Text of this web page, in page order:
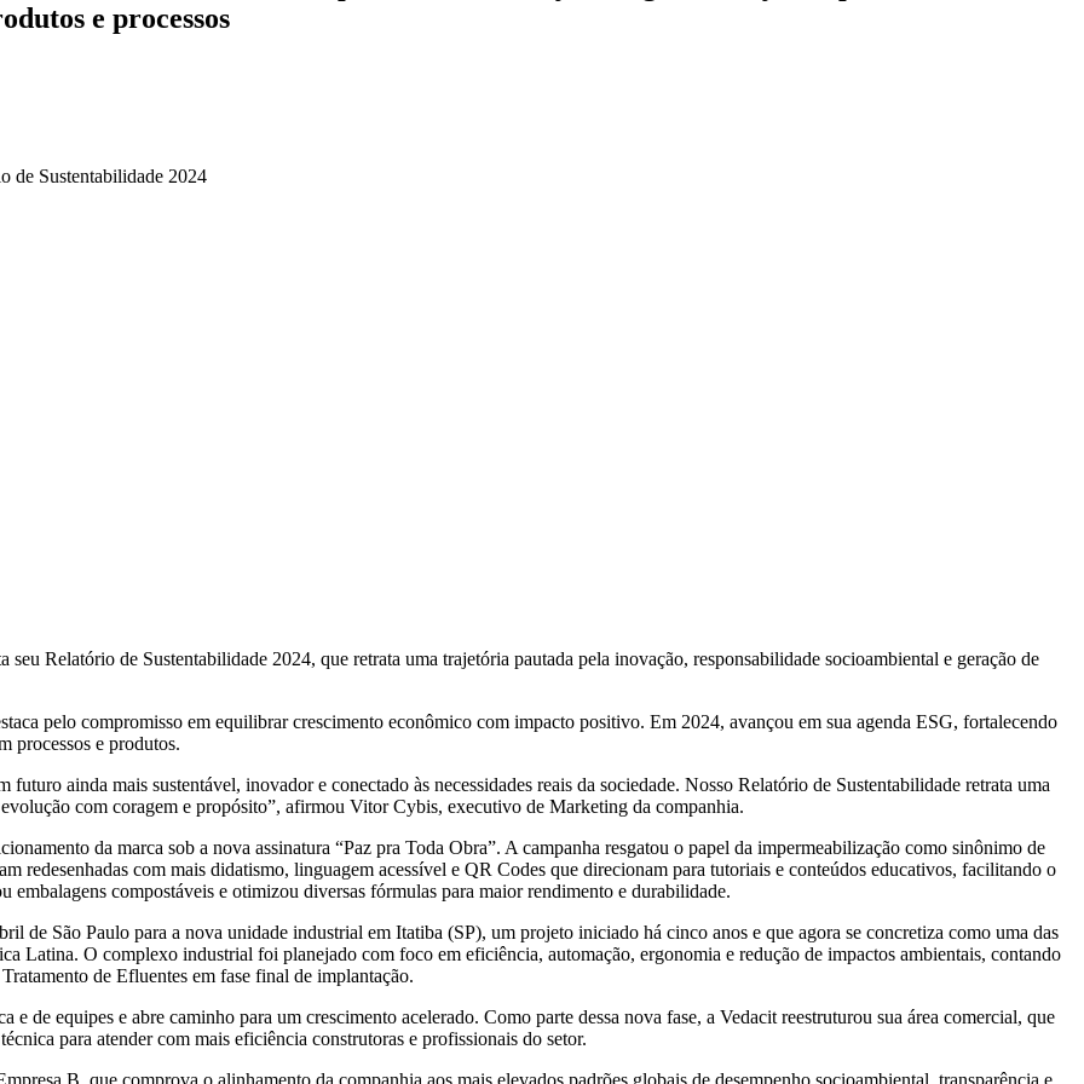
e processos
Relatório de Sustentabilidade 2024, que retrata uma trajetória pautada pela inovação, responsabilidade socioambiental e geração de
pelo compromisso em equilibrar crescimento econômico com impacto positivo. Em 2024, avançou em sua agenda ESG, fortalecendo
processos e produtos.
ainda mais sustentável, inovador e conectado às necessidades reais da sociedade. Nosso Relatório de Sustentabilidade retrata uma
com coragem e propósito”, afirmou Vitor Cybis, executivo de Marketing da companhia.
da marca sob a nova assinatura “Paz pra Toda Obra”. A campanha resgatou o papel da impermeabilização como sinônimo de
redesenhadas com mais didatismo, linguagem acessível e QR Codes que direcionam para tutoriais e conteúdos educativos, facilitando o
compostáveis e otimizou diversas fórmulas para maior rendimento e durabilidade.
de São Paulo para a nova unidade industrial em Itatiba (SP), um projeto iniciado há cinco anos e que agora se concretiza como uma das
Latina. O complexo industrial foi planejado com foco em eficiência, automação, ergonomia e redução de impactos ambientais, contando
de Efluentes em fase final de implantação.
de equipes e abre caminho para um crescimento acelerado. Como parte dessa nova fase, a Vedacit reestruturou sua área comercial, que
para atender com mais eficiência construtoras e profissionais do setor.
B, que comprova o alinhamento da companhia aos mais elevados padrões globais de desempenho socioambiental, transparência e